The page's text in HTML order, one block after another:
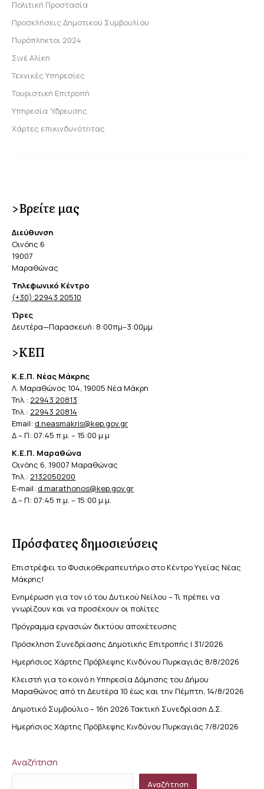
Πολιτική Προστασία
Προσκλήσεις Δημοτικού Συμβουλίου
Πυρόπληκτοι 2024
Σινέ Αλίκη
Τεχνικές Υπηρεσίες
Τουριστική Επιτροπή
Υπηρεσία Ύδρευσης
Χάρτες επικινδυνότητας
>Βρείτε μας
Διεύθυνση
Οινόης 6
19007
Μαραθώνας
Τηλεφωνικό Κέντρο
(+30) 22943 20510
Ώρες
Δευτέρα—Παρασκευή: 8:00πμ–3:00μμ
>ΚΕΠ
Κ.Ε.Π. Νέας Μάκρης
Λ. Μαραθώνος 104, 19005 Νέα Μάκρη
Τηλ.: 22943 20813
Τηλ.: 22943 20814
Email: d.neasmakris@kep.gov.gr
Δ – Π: 07:45 π.μ. – 15:00 μ.μ
Κ.Ε.Π. Μαραθώνα
Οινόης 6, 19007 Μαραθώνας
Τηλ.: 2132050200
E-mail: d.marathonos@kep.gov.gr
Δ – Π: 07:45 π.μ. – 15:00 μ.μ.
Πρόσφατες δημοσιεύσεις
Επιστρέφει το Φυσικοθεραπευτήριο στο Κέντρο Υγείας Νέας
Μάκρης!
Ενημέρωση για τον ιό του Δυτικού Νείλου – Τι πρέπει να
γνωρίζουν και να προσέχουν οι πολίτες
Πρόγραμμα εργασιών δικτύου αποχέτευσης
Πρόσκληση Συνεδρίασης Δημοτικής Επιτροπής | 31/2026
Ημερήσιος Χάρτης Πρόβλεψης Κινδύνου Πυρκαγιάς 8/8/2026
Κλειστή για το κοινό η Υπηρεσία Δόμησης του Δήμου
Μαραθώνος από τη Δευτέρα 10 έως και την Πέμπτη, 14/8/2026
Δημοτικό Συμβούλιο – 16η 2026 Τακτική Συνεδρίαση Δ.Σ.
Ημερήσιος Χάρτης Πρόβλεψης Κινδύνου Πυρκαγιάς 7/8/2026
Αναζήτηση
Αναζήτηση